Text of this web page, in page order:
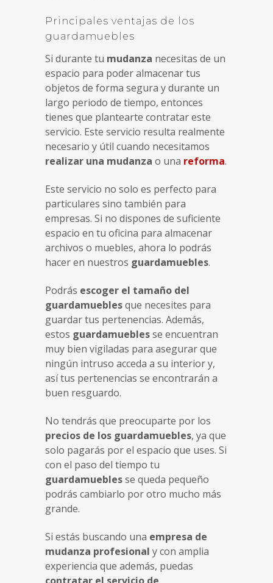
Principales ventajas de los
guardamuebles
Si durante tu mudanza necesitas de un
espacio para poder almacenar tus
objetos de forma segura y durante un
largo periodo de tiempo, entonces
tienes que plantearte contratar este
servicio. Este servicio resulta realmente
necesario y útil cuando necesitamos
realizar una mudanza o una reforma.
Este servicio no solo es perfecto para
particulares sino también para
empresas. Si no dispones de suficiente
espacio en tu oficina para almacenar
archivos o muebles, ahora lo podrás
hacer en nuestros guardamuebles.
Podrás escoger el tamaño del
guardamueblesque necesites para
guardar tus pertenencias. Además,
estos guardamueblesse encuentran
muy bien vigiladas para asegurar que
ningún intruso acceda a su interior y,
así tus pertenencias se encontrarán a
buen resguardo.
No tendrás que preocuparte por los
precios de los guardamuebles, ya que
solo pagarás por el espacio que uses. Si
con el paso del tiempo tu
guardamueblesse queda pequeño
podrás cambiarlo por otro mucho más
grande.
Si estás buscando una empresa de
mudanza profesional y con amplia
experiencia que además, puedas